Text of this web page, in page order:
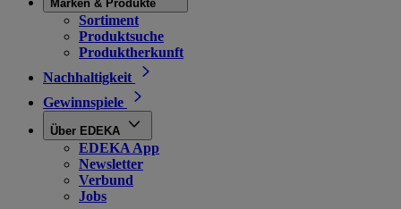
Marken & Produkte
Sortiment
Produktsuche
Produktherkunft
Nachhaltigkeit
Gewinnspiele
Über EDEKA
EDEKA App
Newsletter
Verbund
Jobs